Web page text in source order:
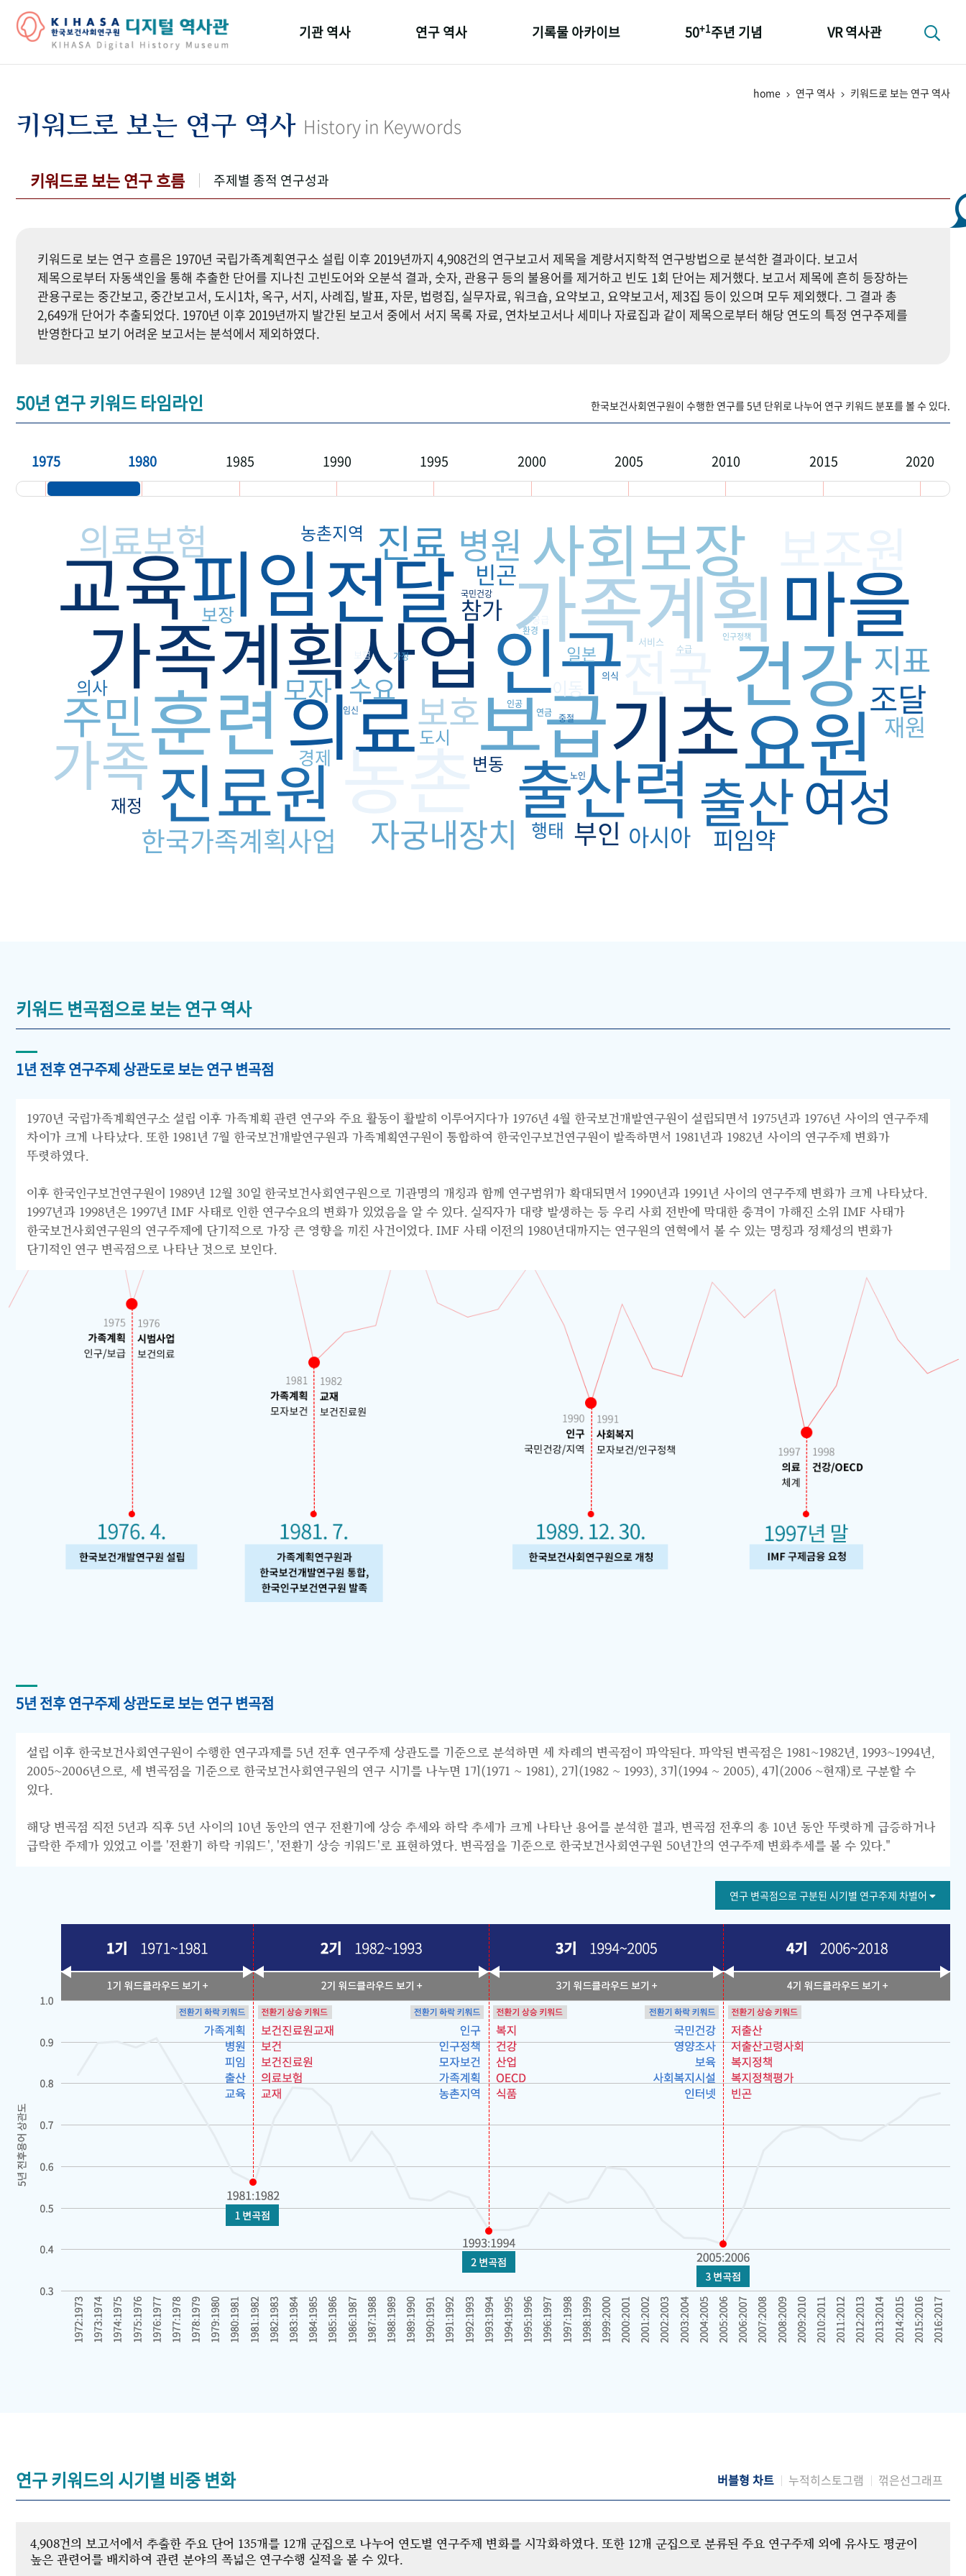
기관 역사
연구원 사람들
연구 역사
키워드로 보는 연구 역사
기록물 아카이브 50+1주년 기념 VR 역사관
home 연구 역사 키워드로 보는 연구 역사
키워드로 보는 연구 역사 History in Keywords
키워드로 보는 연구 흐름 주제별 종적 연구성과
키워드로 보는 연구 흐름은 1970년 국립가족계획연구소 설립 이후 2019년까지 4,908건의 연구보고서 제목을 계량서지학적 연구방법으로 분석한 결과이다. 보고서
제목으로부터 자동색인을 통해 추출한 단어를 지나친 고빈도어와 오분석 결과, 숫자, 관용구 등의 불용어를 제거하고 빈도 1회 단어는 제거했다. 보고서 제목에 흔히 등장하는
관용구로는 중간보고, 중간보고서, 도시1차, 옥구, 서지, 사례집, 발표, 자문, 법령집, 실무자료, 워크숍, 요약보고, 요약보고서, 제3집 등이 있으며 모두 제외했다. 그 결과 총
2,649개 단어가 추출되었다. 1970년 이후 2019년까지 발간된 보고서 중에서 서지 목록 자료, 연차보고서나 세미나 자료집과 같이 제목으로부터 해당 연도의 특정 연구주제를
반영한다고 보기 어려운 보고서는 분석에서 제외하였다.
50년 연구 키워드 타임라인 한국보건사회연구원이 수행한 연구를 5년 단위로 나누어 연구 키워드 분포를 볼 수 있다.
1975 1980 1985 1990 1995 2000 2005 2010 2015 2020
인구
의료 기초
전달 가족계획
가족계획사업
피임
보급
건강
교육
요원
훈련
마을
농촌
출산력
진료원
사회보장
가족 출산
전국
여성
주민
진료 병원
의료보험
보호
자궁내장치
지표
조달
한국가족계획사업
모자 수요
부인 아시아
참가
빈곤
피임약
재원
보장
경제
행태
변동
재정
도시
농촌지역
의사
일본 서비스
공급
보험
의식
가정
연금
노인
국민건강
수급
환경
임신
인공
중절
인구정책
키워드 변곡점으로 보는 연구 역사
1년 전후 연구주제 상관도로 보는 연구 변곡점
1970년 국립가족계획연구소 설립 이후 가족계획 관련 연구와 주요 활동이 활발히 이루어지다가 1976년 4월 한국보건개발연구원이 설립되면서 1975년과 1976년 사이의 연구주제
차이가 크게 나타났다. 또한 1981년 7월 한국보건개발연구원과 가족계획연구원이 통합하여 한국인구보건연구원이 발족하면서 1981년과 1982년 사이의 연구주제 변화가
뚜렷하였다.
이후 한국인구보건연구원이 1989년 12월 30일 한국보건사회연구원으로 기관명의 개칭과 함께 연구범위가 확대되면서 1990년과 1991년 사이의 연구주제 변화가 크게 나타났다.
1997년과 1998년은 1997년 IMF 사태로 인한 연구수요의 변화가 있었음을 알 수 있다. 실직자가 대량 발생하는 등 우리 사회 전반에 막대한 충격이 가해진 소위 IMF 사태가
한국보건사회연구원의 연구주제에 단기적으로 가장 큰 영향을 끼친 사건이었다. IMF 사태 이전의 1980년대까지는 연구원의 연혁에서 볼 수 있는 명칭과 정체성의 변화가
단기적인 연구 변곡점으로 나타난 것으로 보인다.
5년 전후 연구주제 상관도로 보는 연구 변곡점
설립 이후 한국보건사회연구원이 수행한 연구과제를 5년 전후 연구주제 상관도를 기준으로 분석하면 세 차례의 변곡점이 파악된다. 파악된 변곡점은 1981~1982년, 1993~1994년,
2005~2006년으로, 세 변곡점을 기준으로 한국보건사회연구원의 연구 시기를 나누면 1기(1971 ~ 1981), 2기(1982 ~ 1993), 3기(1994 ~ 2005), 4기(2006 ~현재)로 구분할 수
있다.
해당 변곡점 직전 5년과 직후 5년 사이의 10년 동안의 연구 전환기에 상승 추세와 하락 추세가 크게 나타난 용어를 분석한 결과, 변곡점 전후의 총 10년 동안 뚜렷하게 급증하거나
급락한 주제가 있었고 이를 '전환기 하락 키워드', '전환기 상승 키워드'로 표현하였다. 변곡점을 기준으로 한국보건사회연구원 50년간의 연구주제 변화추세를 볼 수 있다."
연구 변곡점으로 구분된 시기별 연구주제 차별어
연구 키워드의 시기별 비중 변화 버블형 차트 누적히스토그램 꺾은선그래프
4,908건의 보고서에서 추출한 주요 단어 135개를 12개 군집으로 나누어 연도별 연구주제 변화를 시각화하였다. 또한 12개 군집으로 분류된 주요 연구주제 외에 유사도 평균이
높은 관련어를 배치하여 관련 분야의 폭넓은 연구수행 실적을 볼 수 있다.